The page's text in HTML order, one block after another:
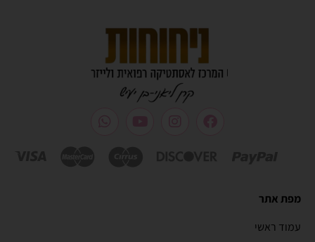
מפת אתר
עמוד ראשי